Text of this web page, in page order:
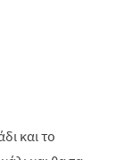
και το